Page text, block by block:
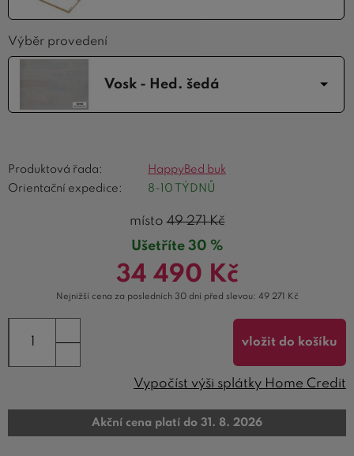
Výběr provedení
Vosk - Hed. šedá
Produktová řada:
HappyBed buk
Orientační expedice:
8-10 TÝDNŮ
místo49 271Kč
Ušetříte 30 %
34 490 Kč
Nejnižší cena za posledních 30 dní před slevou: 49 271 Kč
vložit do košíku
Vypočíst výši splátky Home Credit
Akční cena platí do 31. 8. 2026